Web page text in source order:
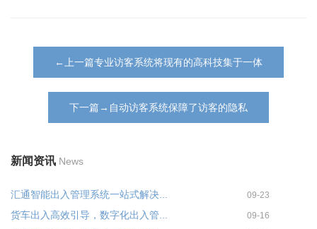
←上一篇专业访客系统将现有的高科技集于一体
下一篇→自动访客系统保障了访客的隐私
新闻资讯 News
汇通智能出入管理系统一站式解决... 09-23
货车出入高效引导，数字化出入管... 09-16